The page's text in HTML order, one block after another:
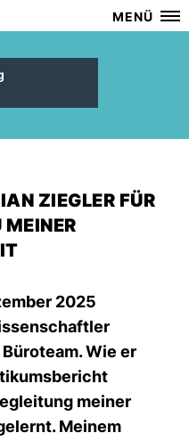
MENÜ
ZIEGLER FÜR
MEINER
2025
Wie er
meiner
Meinem